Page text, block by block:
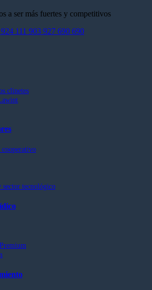
a ser más fuertes y competitivos
924 111 903 927 690 690
clinetes
tecnológico